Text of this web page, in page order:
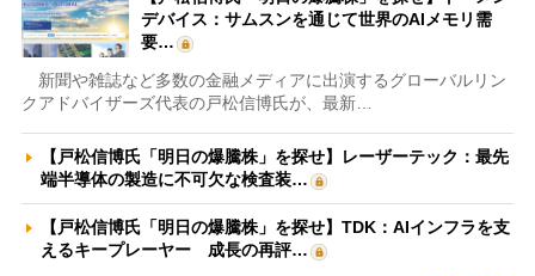
デバイス：サムスンを通じて世界のAIメモリ需
要…
新聞や雑誌など多数の金融メディアに出演するグローバルリン
クアドバイザーズ代表の戸松信博氏が、最新…
【戸松信博氏「明日の爆騰株」を探せ】レーザーテック：最先
端半導体の製造に不可欠な検査装…
【戸松信博氏「明日の爆騰株」を探せ】TDK：AIインフラを支
えるキープレーヤー 成長の再評…